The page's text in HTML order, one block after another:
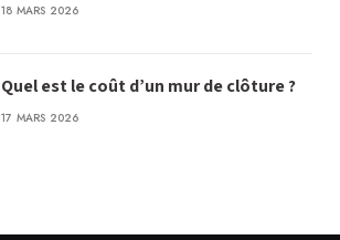
18 MARS 2026
Quel est le coût d’un mur de clôture ?
17 MARS 2026